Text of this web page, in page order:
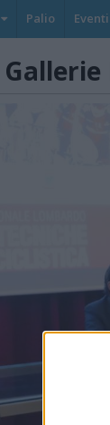
Palio Eventi